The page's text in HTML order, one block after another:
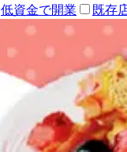
低資金で開業 既存